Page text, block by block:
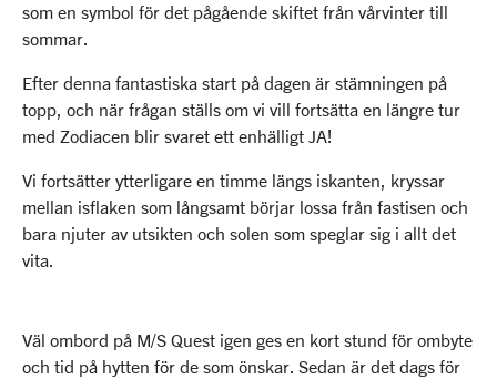
som en symbol för det pågående skiftet från vårvinter till
sommar.
Efter denna fantastiska start på dagen är stämningen på
topp, och när frågan ställs om vi vill fortsätta en längre tur
med Zodiacen blir svaret ett enhälligt JA!
Vi fortsätter ytterligare en timme längs iskanten, kryssar
mellan isflaken som långsamt börjar lossa från fastisen och
bara njuter av utsikten och solen som speglar sig i allt det
vita.
Väl ombord på M/S Quest igen ges en kort stund för ombyte
och tid på hytten för de som önskar. Sedan är det dags för